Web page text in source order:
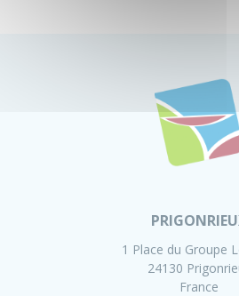
1 Place du Groupe
24130
France